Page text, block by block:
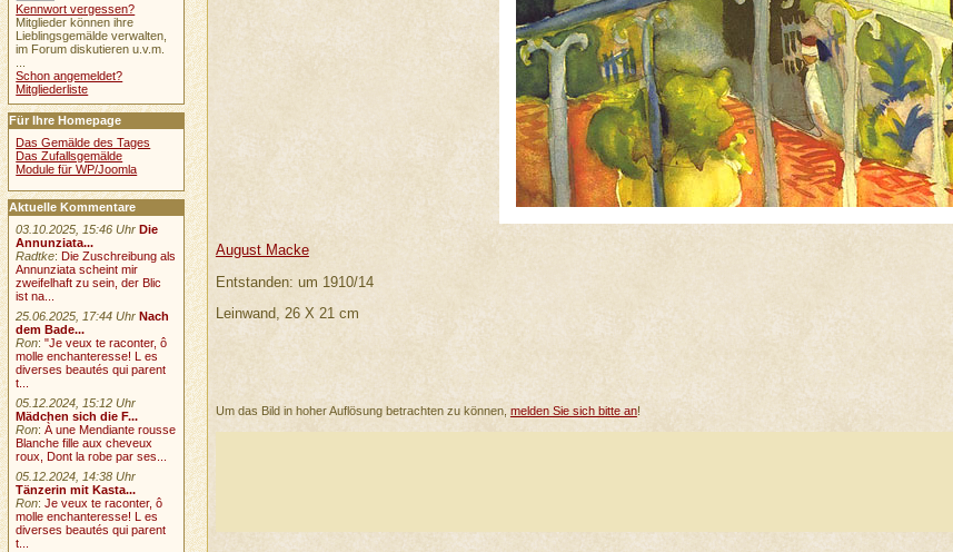
August Macke
Entstanden: um 1910/14
Leinwand, 26 X 21 cm
Um das Bild in hoher Auflösung betrachten zu können, melden Sie sich bitte an!
Kennwort vergessen?
Mitglieder können ihre
Lieblingsgemälde verwalten,
im Forum diskutieren u.v.m.
Schon angemeldet?
Mitgliederliste
Für Ihre Homepage
Das Gemälde des Tages
Das Zufallsgemälde
Module für WP/Joomla
Aktuelle Kommentare
03.10.2025, 15:46 Uhr Die
Annunziata...
Radtke: Die Zuschreibung als
Annunziata scheint mir
zweifelhaft zu sein, der Blic
ist na...
25.06.2025, 17:44 Uhr Nach
dem Bade...
Ron:"Je veux te raconter, ô
molle enchanteresse! L es
diverses beautés qui parent
t...
05.12.2024, 15:12 Uhr
Mädchen sich die F...
Ron:À une Mendiante rousse
Blanche fille aux cheveux
roux, Dont la robe par ses...
05.12.2024, 14:38 Uhr
Tänzerin mit Kasta...
Ron:Je veux te raconter, ô
molle enchanteresse! L es
diverses beautés qui parent
t...